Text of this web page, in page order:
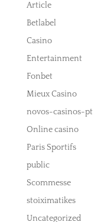
Article
Betlabel
Casino
Entertainment
Fonbet
Mieux Casino
novos-casinos-pt
Online casino
Paris Sportifs
public
Scommesse
stoiximatikes
Uncategorized